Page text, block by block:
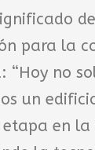
para la
“Hoy no
un
etapa en